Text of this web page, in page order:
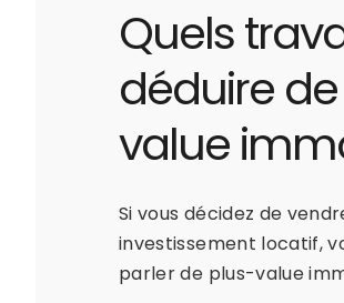
Quels
déduire
value
Si vous décidez de
investissement locatif,
parler de plus-value